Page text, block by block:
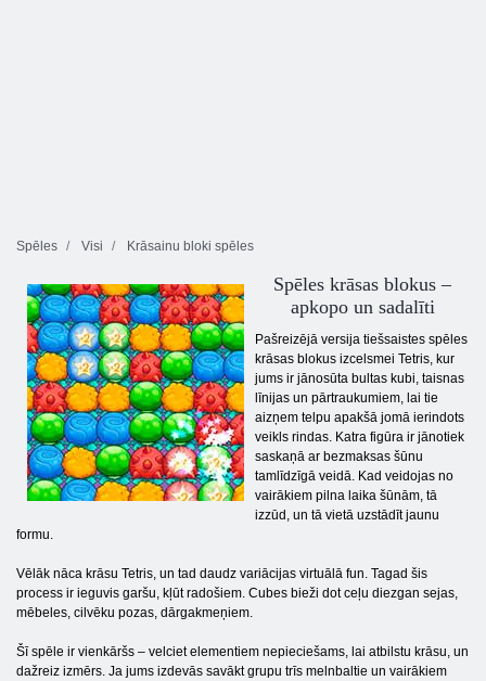
Spēles Visi Krāsainu bloki spēles
Spēles krāsas blokus –
apkopo un sadalīti
Pašreizējā versija tiešsaistes spēles
krāsas blokus izcelsmei Tetris, kur
jums ir jānosūta bultas kubi, taisnas
līnijas un pārtraukumiem, lai tie
aizņem telpu apakšā jomā ierindots
veikls rindas. Katra figūra ir jānotiek
saskaņā ar bezmaksas šūnu
tamlīdzīgā veidā. Kad veidojas no
vairākiem pilna laika šūnām, tā
izzūd, un tā vietā uzstādīt jaunu
formu.
Vēlāk nāca krāsu Tetris, un tad daudz variācijas virtuālā fun. Tagad šis
process ir ieguvis garšu, kļūt radošiem. Cubes bieži dot ceļu diezgan sejas,
mēbeles, cilvēku pozas, dārgakmeņiem.
Šī spēle ir vienkāršs – velciet elementiem nepieciešams, lai atbilstu krāsu, un
dažreiz izmērs. Ja jums izdevās savākt grupu trīs melnbaltie un vairākiem